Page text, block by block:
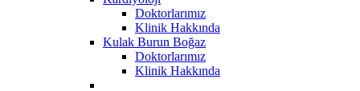
Doktorlarımız
Klinik Hakkında
Kulak Burun Boğaz
Doktorlarımız
Klinik Hakkında